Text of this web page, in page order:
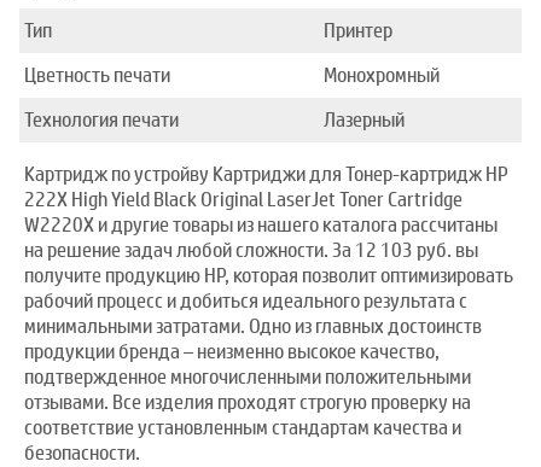
Тип
Принтер
Цветность печати
Монохромный
Технология печати
Лазерный
Картридж по устройву Картриджи для Тонер-картридж HP
222X High Yield Black Original LaserJet Toner Cartridge
W2220X и другие товары из нашего каталога рассчитаны
на решение задач любой сложности. За 12 103 руб. вы
получите продукцию HP, которая позволит оптимизировать
рабочий процесс и добиться идеального результата с
минимальными затратами. Одно из главных достоинств
продукции бренда – неизменно высокое качество,
подтвержденное многочисленными положительными
отзывами. Все изделия проходят строгую проверку на
соответствие установленным стандартам качества и
безопасности.